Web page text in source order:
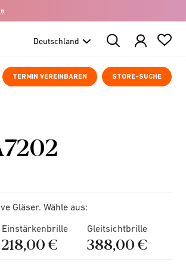
Search
Products
TERMIN VEREINBAREN STORE-SUCHE
Gläser. Wähle aus:
Einstärkenbrille
218,00 €
Gleitsichtbrille
388,00 €